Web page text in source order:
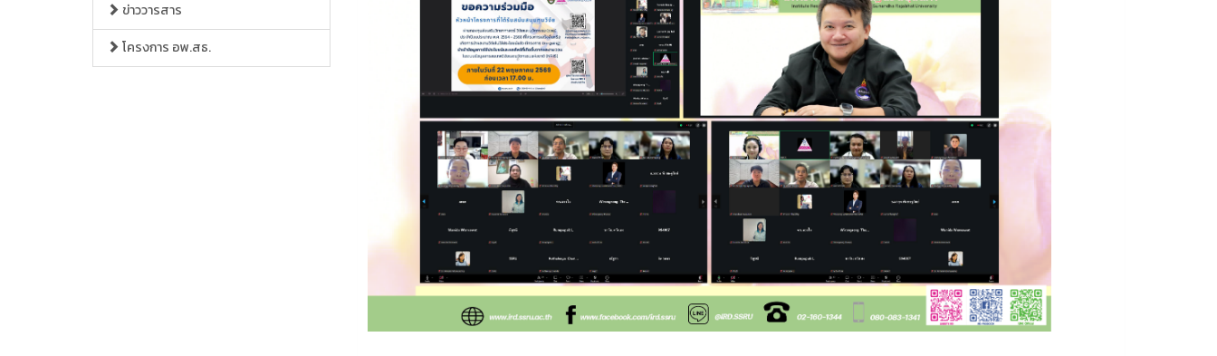
ข่าววารสาร
โครงการ อพ.สธ.